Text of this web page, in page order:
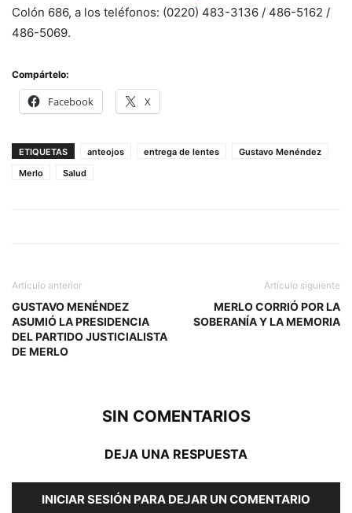
Colón 686, a los teléfonos: (0220) 483-3136 / 486-5162 /
486-5069.
Compártelo:
Facebook X
ETIQUETAS anteojos entrega de lentes
Gustavo Menéndez
Merlo
Salud
Artículo anterior
GUSTAVO MENÉNDEZ
ASUMIÓ LA PRESIDENCIA
DEL PARTIDO JUSTICIALISTA
DE MERLO
Artículo siguiente
MERLO CORRIÓ POR LA
SOBERANÍA Y LA MEMORIA
SIN COMENTARIOS
DEJA UNA RESPUESTA
INICIAR SESIÓN PARA DEJAR UN COMENTARIO